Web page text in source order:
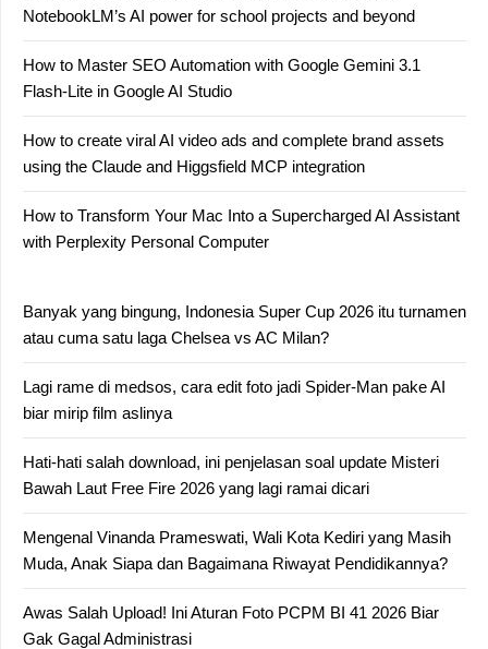
NotebookLM’s AI power for school projects and beyond
How to Master SEO Automation with Google Gemini 3.1
Flash-Lite in Google AI Studio
How to create viral AI video ads and complete brand assets
using the Claude and Higgsfield MCP integration
How to Transform Your Mac Into a Supercharged AI Assistant
with Perplexity Personal Computer
Banyak yang bingung, Indonesia Super Cup 2026 itu turnamen
atau cuma satu laga Chelsea vs AC Milan?
Lagi rame di medsos, cara edit foto jadi Spider-Man pake AI
biar mirip film aslinya
Hati-hati salah download, ini penjelasan soal update Misteri
Bawah Laut Free Fire 2026 yang lagi ramai dicari
Mengenal Vinanda Prameswati, Wali Kota Kediri yang Masih
Muda, Anak Siapa dan Bagaimana Riwayat Pendidikannya?
Awas Salah Upload! Ini Aturan Foto PCPM BI 41 2026 Biar
Gak Gagal Administrasi